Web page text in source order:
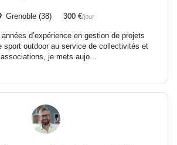
Grenoble (38) 300 €/jour
d’expérience en gestion de projets
sport outdoor au service de collectivités et
je mets aujo...